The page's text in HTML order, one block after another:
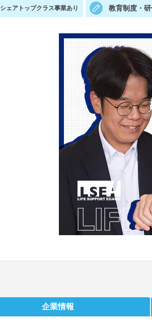
シェアトップクラス事業あり 教育制度・
企業情報